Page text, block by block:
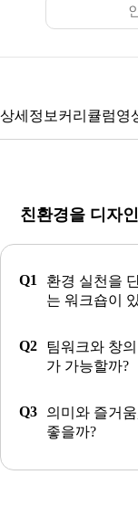
상세정보 커리큘럼영
친환경을 디자
환경 실천을
는 워크숍이
팀워크와 창
가 가능할까?
의미와 즐거
좋을까?